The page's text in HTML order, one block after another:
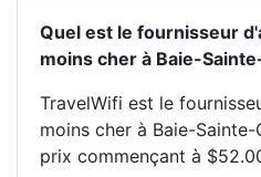
Quel est le fournisseur
moins cher à Baie-
TravelWifi est le
moins cher à Baie-Sainte-
prix commençant à